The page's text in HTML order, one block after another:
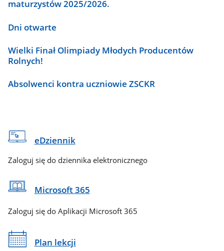
maturzystów 2025/2026.
Dni otwarte
Wielki Finał Olimpiady Młodych Producentów
Rolnych!
Absolwenci kontra uczniowie ZSCKR
eDziennik
Zaloguj się do dziennika elektronicznego
Microsoft 365
Zaloguj się do Aplikacji Microsoft 365
Plan lekcji